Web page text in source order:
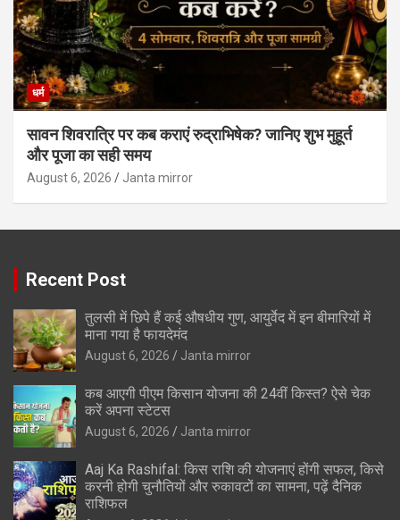
धर्म
सावन शिवरात्रि पर कब कराएं रुद्राभिषेक? जानिए शुभ मुहूर्त
और पूजा का सही समय
August 6, 2026 Janta mirror
Recent Post
तुलसी में छिपे हैं कई औषधीय गुण, आयुर्वेद में इन बीमारियों में
माना गया है फायदेमंद
August 6, 2026 Janta mirror
कब आएगी पीएम किसान योजना की 24वीं किस्त? ऐसे चेक
करें अपना स्टेटस
August 6, 2026 Janta mirror
Aaj Ka Rashifal: किस राशि की योजनाएं होंगी सफल, किसे
करनी होगी चुनौतियों और रुकावटों का सामना, पढ़ें दैनिक
राशिफल